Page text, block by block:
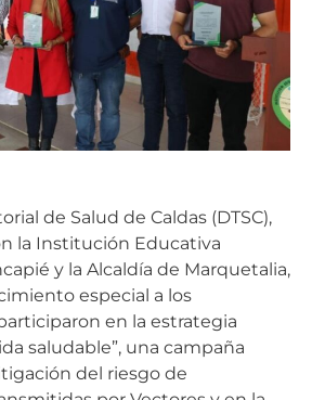
de Salud de Caldas (DTSC),
la Institución Educativa
y la Alcaldía de Marquetalia,
especial a los
en la estrategia
saludable”, una campaña
del riesgo de